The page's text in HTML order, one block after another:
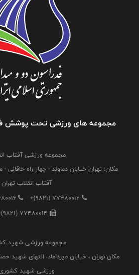
مجموعه های ورزشی تحت پوشش
مجموعه ورزشی آفتاب
مکان: تهران خیابان دماوند - چهار راه
آفتاب انقلاب تهران
+(9821) 77480012
77480014
مجموعه ورزشی شهید
مکان:تهران ، خیابان میرداماد، انتهای شهید
ورزشی شهید